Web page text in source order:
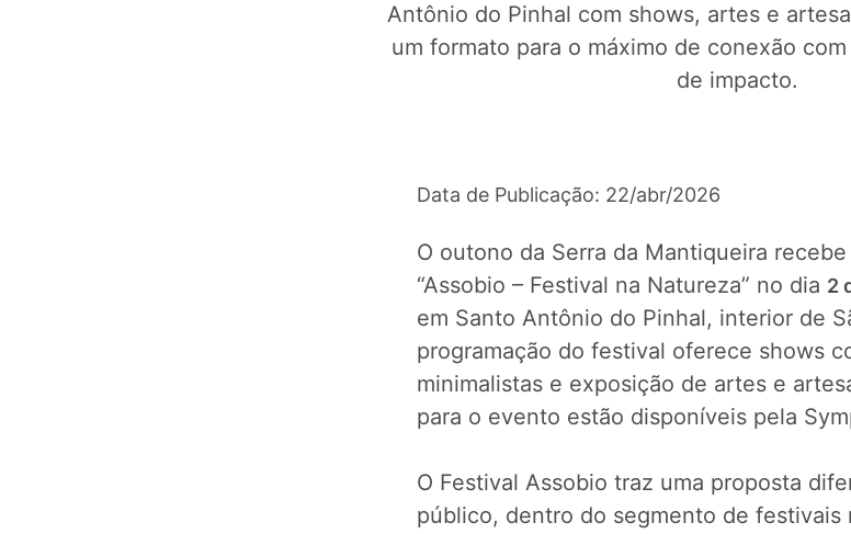
Antônio do Pinhal com shows, artes e
um formato para o máximo de conexão
de impacto.
Data de Publicação: 22/abr/2026
O outono da Serra da Mantiqueira recebe
“Assobio – Festival na Natureza” no dia 2
em Santo Antônio do Pinhal, interior de
programação do festival oferece shows
minimalistas e exposição de artes e
para o evento estão disponíveis pela
O Festival Assobio traz uma proposta
público, dentro do segmento de festivais